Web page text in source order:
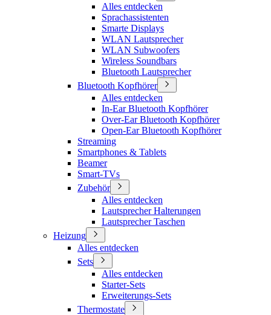
Alles entdecken
Sprachassistenten
Smarte Displays
WLAN Lautsprecher
WLAN Subwoofers
Wireless Soundbars
Bluetooth Lautsprecher
Bluetooth Kopfhörer
Alles entdecken
In-Ear Bluetooth Kopfhörer
Over-Ear Bluetooth Kopfhörer
Open-Ear Bluetooth Kopfhörer
Streaming
Smartphones & Tablets
Beamer
Smart-TVs
Zubehör
Alles entdecken
Lautsprecher Halterungen
Lautsprecher Taschen
Heizung
Alles entdecken
Sets
Alles entdecken
Starter-Sets
Erweiterungs-Sets
Thermostate